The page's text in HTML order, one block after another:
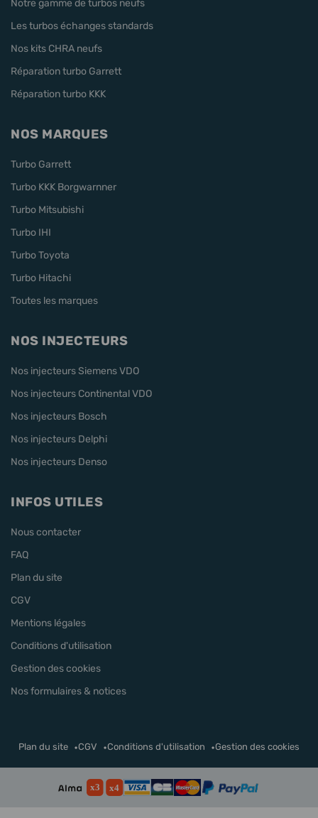
Notre gamme de turbos neufs
Les turbos échanges standards
Nos kits CHRA neufs
Réparation turbo Garrett
Réparation turbo KKK
NOS MARQUES
Turbo Garrett
Turbo KKK Borgwarnner
Turbo Mitsubishi
Turbo IHI
Turbo Toyota
Turbo Hitachi
Toutes les marques
NOS INJECTEURS
Nos injecteurs Siemens VDO
Nos injecteurs Continental VDO
Nos injecteurs Bosch
Nos injecteurs Delphi
Nos injecteurs Denso
INFOS UTILES
Nous contacter
FAQ
Plan du site
CGV
Mentions légales
Conditions d'utilisation
Gestion des cookies
Nos formulaires & notices
Plan du site CGV Conditions d'utilisation Gestion des cookies